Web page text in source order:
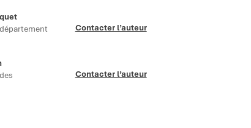
Contacter l’auteur
Contacter l’auteur